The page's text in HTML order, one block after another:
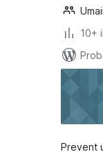
10+
Prevent